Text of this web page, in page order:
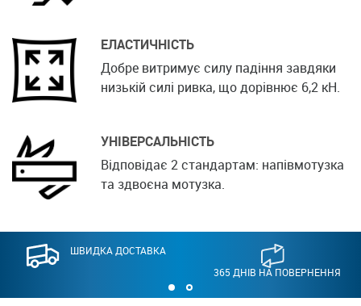
ЕЛАСТИЧНІСТЬ
Добре витримує силу падіння завдяки
низькій силі ривка, що дорівнює 6,2 кН.
УНІВЕРСАЛЬНІСТЬ
Відповідає 2 стандартам: напівмотузка
та здвоєна мотузка.
ШВИДКА ДОСТАВКА
365 ДНІВ НА ПОВЕРНЕННЯ